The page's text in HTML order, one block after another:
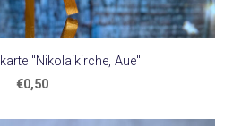
"Nikolaikirche, Aue"
€0,50